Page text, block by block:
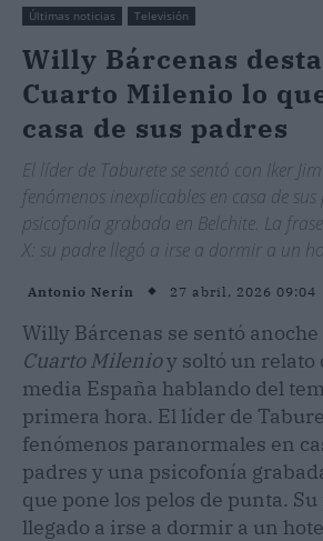
Últimas noticias Televisión
Willy Bárcenas
Cuarto Milenio lo
casa de sus padres
El líder de Taburete se sentó con Iker
fenómenos inexplicables en casa de
psicofonía grabada en Belchite. La
X: su padre llegó a irse a dormir a un
Antonio Nerín 27 abril, 2026 09:04
Willy Bárcenas se sentó
Cuarto Milenioy soltó un relato
media España hablando del
primera hora. El líder de
fenómenos paranormales en
padres y una psicofonía
que pone los pelos de punta.
llegado a irse a dormir a un